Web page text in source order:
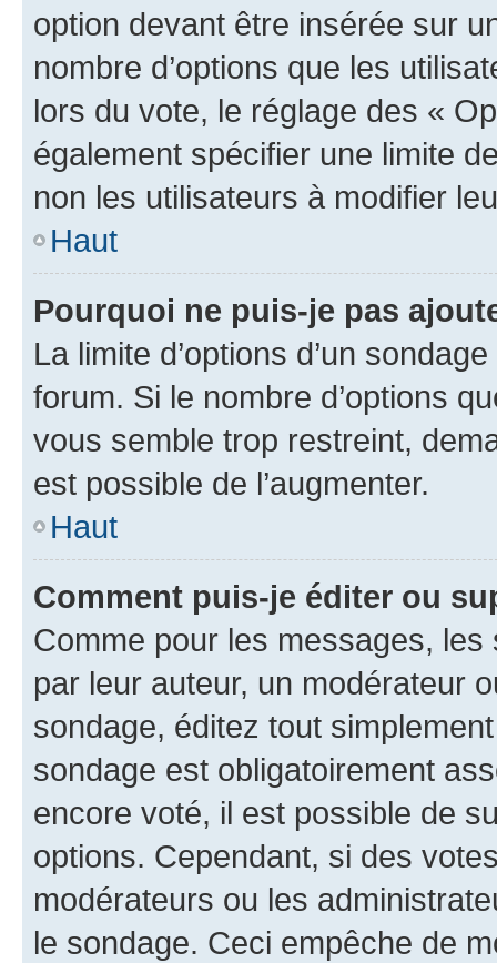
option devant être insérée sur
nombre d’options que les
lors du vote, le réglage des «
également spécifier une limite
non les utilisateurs à modifier
Haut
Pourquoi ne puis-je pas
La limite d’options d’un
forum. Si le nombre d’options
vous semble trop restreint,
est possible de l’augmenter.
Haut
Comment puis-je éditer ou
Comme pour les messages,
par leur auteur, un modérateur
sondage, éditez tout
sondage est obligatoirement
encore voté, il est possible de
options. Cependant, si des
modérateurs ou les
le sondage. Ceci empêche de